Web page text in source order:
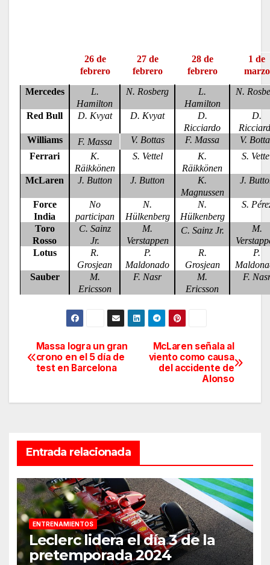
26 de
febrero
27 de
febrero
28 de
febrero
1 de
marzo
Mercedes
L.
Hamilton
N. Rosberg
L.
Hamilton
N.
Red Bull D. Kvyat D. Kvyat
D.
Ricciardo
D.
Williams
F. Massa V. Bottas F. Massa
V.
Ferrari
K.
Räikkönen
S. Vettel
K.
Räikkönen
S.
McLaren J. Button J. Button
K.
Magnussen
J.
Force
India
No
participan
N.
Hülkenberg
N.
Hülkenberg
S.
Toro
Rosso
C. Sainz
Jr.
M.
Verstappen
C. Sainz Jr.
M.
Lotus
R.
Grosjean
P.
Maldonado
R.
Grosjean
P.
Sauber
M.
Ericsson
F. Nasr
M.
Ericsson
F.
Navegación
de
entradas
McLaren señala al
viento como causa
del accidente de
Alonso
Massa logra un gran
crono en el 5 día de
test en Barcelona
Entrada relacionada
ENTRENAMIENTOS
Leclerc lidera el día 3 de la
pretemporada 2024